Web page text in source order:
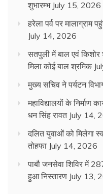
शुभारम्भ July 15, 2026
हरेला पर्व पर मालाग्राम
July 14, 2026
सतपुली में बाल एवं किशोर
मिला कोई बाल श्रमिक
मुख्य सचिव ने पर्यटन
महाविद्यालयों के निर्माण
धन सिंह रावत July 14,
दलित युवाओं को मिलेगा
तोहफा July 14, 2026
पाबौ जनसेवा शिविर में
हुआ निस्तारण July 13,